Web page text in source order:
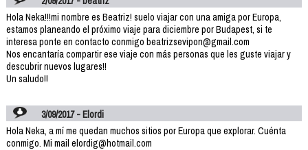
Hola Neka!!!mi nombre es Beatriz! suelo viajar con una amiga por Europa,
estamos planeando el próximo viaje para diciembre por Budapest, si te
interesa ponte en contacto conmigo beatrizsevipon@gmail.com
Nos encantaría compartir ese viaje con más personas que les guste viajar y
descubrir nuevos lugares!!
Un saludo!!
3/09/2017 - Elordi
Hola Neka, a mí me quedan muchos sitios por Europa que explorar. Cuénta
conmigo. Mi mail elordig@hotmail.com